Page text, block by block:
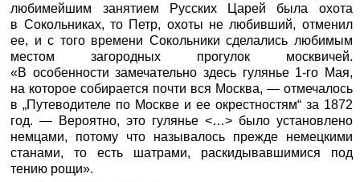
любимейшим занятием Русских Царей была охота
в Сокольниках, то Петр, охоты не любивший, отменил
ее, и с того времени Сокольники сделались любимым
местом загородных прогулок москвичей.
«В особенности замечательно здесь гулянье 1-го Мая,
на которое собирается почти вся Москва, — отмечалось
в „Путеводителе по Москве и ее окрестностям“ за 1872
год. — Вероятно, это гулянье <…> было установлено
немцами, потому что называлось прежде немецкими
станами, то есть шатрами, раскидывавшимися под
тению рощи».